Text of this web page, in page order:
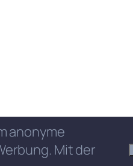
anonyme
Mit der